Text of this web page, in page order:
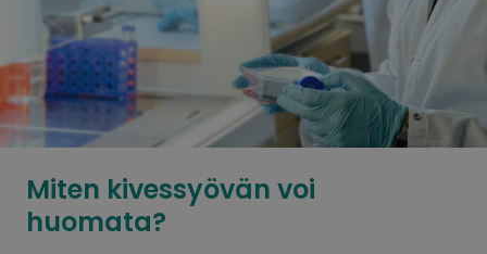
Miten kivessyövän voi
huomata?